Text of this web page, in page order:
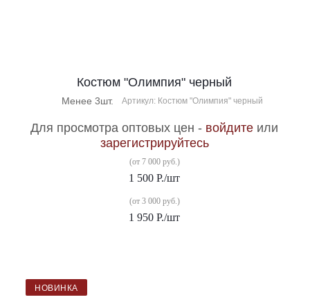
Костюм "Олимпия" черный
Менее 3шт. Артикул: Костюм "Олимпия" черный
Для просмотра оптовых цен - войдите или
зарегистрируйтесь
(от 7 000 руб.)
1 500 Р./шт
(от 3 000 руб.)
1 950 Р./шт
НОВИНКА